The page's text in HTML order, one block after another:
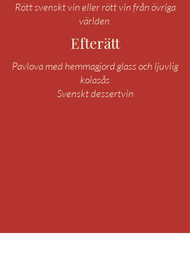
Rött svenskt vin eller rött vin från övriga
världen
Efterätt
Pavlova med hemmagjord glass och ljuvlig
kolasås
Svenskt dessertvin